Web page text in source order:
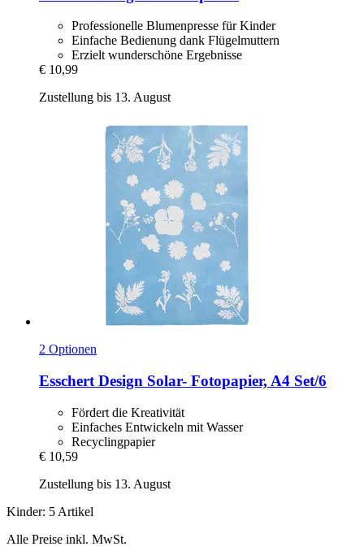
Professionelle Blumenpresse für Kinder
Einfache Bedienung dank Flügelmuttern
Erzielt wunderschöne Ergebnisse
€ 10,99
Zustellung bis 13. August
2 Optionen
Esschert Design Solar-​ Fotopapier, A4 Set/6
Fördert die Kreativität
Einfaches Entwickeln mit Wasser
Recyclingpapier
€ 10,59
Zustellung bis 13. August
Kinder: 5 Artikel
Alle Preise inkl. MwSt.